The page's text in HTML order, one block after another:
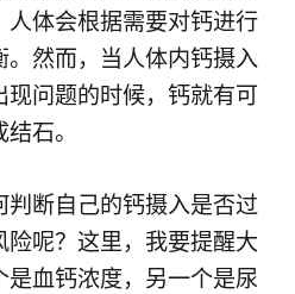
体会根据需要对钙进行
然而，当人体内钙摄入
问题的时候，钙就有可
石。
断自己的钙摄入是否过
呢？这里，我要提醒大
血钙浓度，另一个是尿